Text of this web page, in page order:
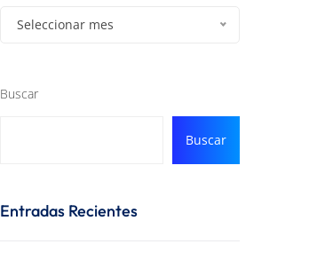
Seleccionar mes
Buscar
Buscar
Entradas Recientes